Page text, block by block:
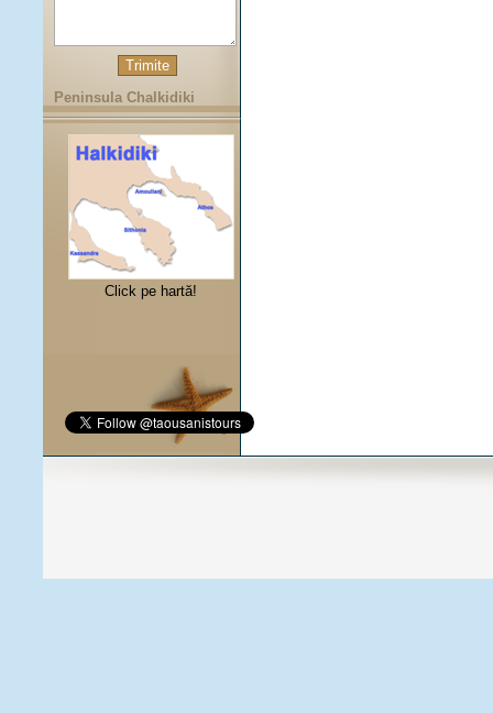
Peninsula Chalkidiki
Click pe hartă!